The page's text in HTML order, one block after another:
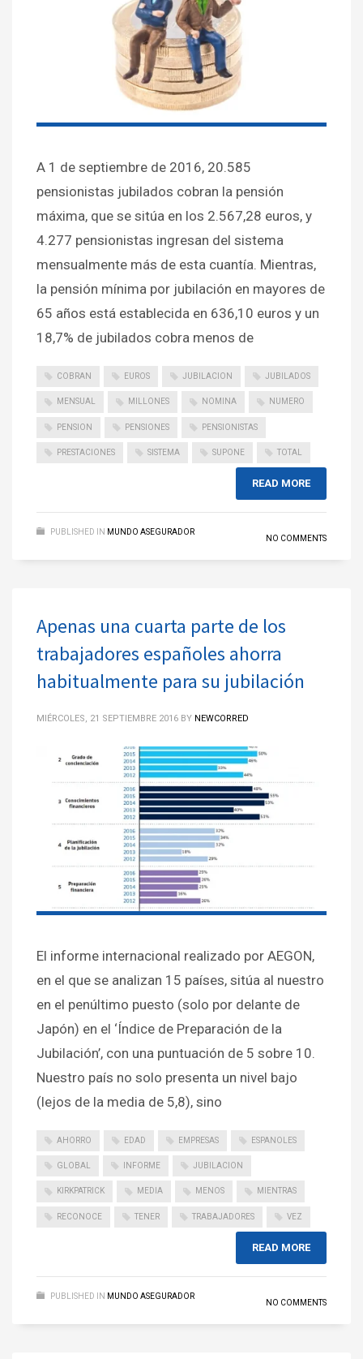
A 1 de septiembre de 2016, 20.585
pensionistas jubilados cobran la pensión
máxima, que se sitúa en los 2.567,28 euros, y
4.277 pensionistas ingresan del sistema
mensualmente más de esta cuantía. Mientras,
la pensión mínima por jubilación en mayores de
65 años está establecida en 636,10 euros y un
18,7% de jubilados cobra menos de
COBRAN EUROS JUBILACION JUBILADOS
MENSUAL MILLONES NOMINA NUMERO
PENSION PENSIONES PENSIONISTAS
PRESTACIONES SISTEMA SUPONE TOTAL
READ MORE
PUBLISHED IN MUNDO ASEGURADOR
NO COMMENTS
Apenas una cuarta parte de los
trabajadores españoles ahorra
habitualmente para su jubilación
MIÉRCOLES, 21 SEPTIEMBRE 2016 BY NEWCORRED
El informe internacional realizado por AEGON,
en el que se analizan 15 países, sitúa al nuestro
en el penúltimo puesto (solo por delante de
Japón) en el ‘Índice de Preparación de la
Jubilación’, con una puntuación de 5 sobre 10.
Nuestro país no solo presenta un nivel bajo
(lejos de la media de 5,8), sino
AHORRO EDAD EMPRESAS ESPANOLES
GLOBAL INFORME JUBILACION
KIRKPATRICK MEDIA MENOS MIENTRAS
RECONOCE TENER TRABAJADORES VEZ
READ MORE
PUBLISHED IN MUNDO ASEGURADOR
NO COMMENTS